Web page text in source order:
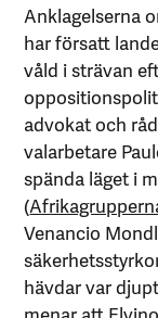
Anklagelserna
har försatt
våld i strävan
advokat och
valarbetare
spända läget i
(
Venancio
hävdar var